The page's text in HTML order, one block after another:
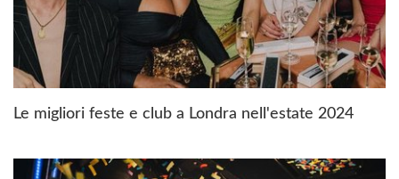
Le migliori feste e club a Londra nell'estate 2024